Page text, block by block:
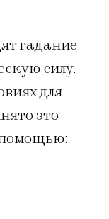
гадание
силу.
для
это
помощью: